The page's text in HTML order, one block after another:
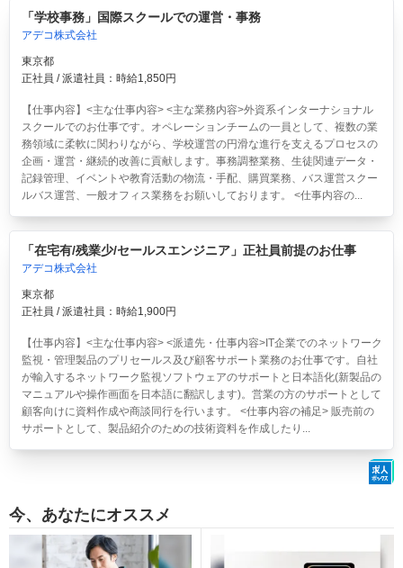
「学校事務」国際スクールでの運営・事務
アデコ株式会社
東京都
正社員 / 派遣社員：時給1,850円
【仕事内容】<主な仕事内容> <主な業務内容>外資系インターナショナル
スクールでのお仕事です。オペレーションチームの一員として、複数の業
務領域に柔軟に関わりながら、学校運営の円滑な進行を支えるプロセスの
企画・運営・継続的改善に貢献します。事務調整業務、生徒関連データ・
記録管理、イベントや教育活動の物流・手配、購買業務、バス運営スクー
ルバス運営、一般オフィス業務をお願いしております。 <仕事内容の...
「在宅有/残業少/セールスエンジニア」正社員前提のお仕事
アデコ株式会社
東京都
正社員 / 派遣社員：時給1,900円
【仕事内容】<主な仕事内容> <派遣先・仕事内容>IT企業でのネットワーク
監視・管理製品のプリセールス及び顧客サポート業務のお仕事です。自社
が輸入するネットワーク監視ソフトウェアのサポートと日本語化(新製品の
マニュアルや操作画面を日本語に翻訳します)。営業の方のサポートとして
顧客向けに資料作成や商談同行を行います。 <仕事内容の補足> 販売前の
サポートとして、製品紹介のための技術資料を作成したり...
今、あなたにオススメ